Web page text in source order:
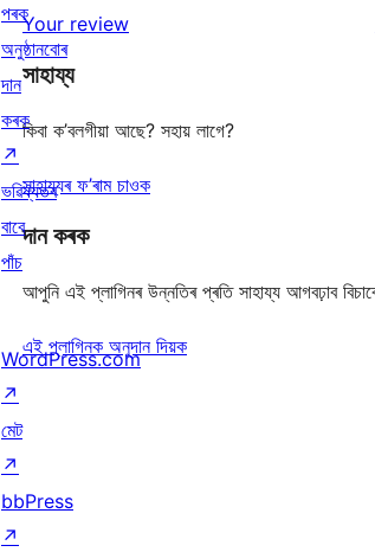
reviews
star
reviews
Your review
সাহায্য
কিবা ক’বলগীয়া আছে? সহায় লাগে?
সাহায্যৰ ফ’ৰাম চাওক
দান কৰক
আপুনি এই প্লাগিনৰ উন্নতিৰ প্ৰতি সাহায্য আগবঢ়াব
এই প্লাগিনক অনুদান দিয়ক
পৰক
অনুষ্ঠানবোৰ
দান
কৰক
↗
ভৱিষ্যতৰ
বাবে
পাঁচ
WordPress.com
↗
মেট
↗
bbPress
↗